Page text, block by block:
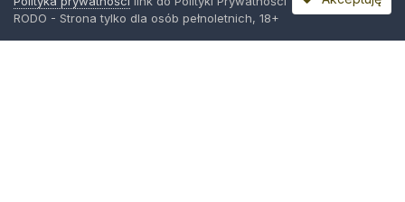
RODO - Strona tylko dla osób pełnoletnich, 18+